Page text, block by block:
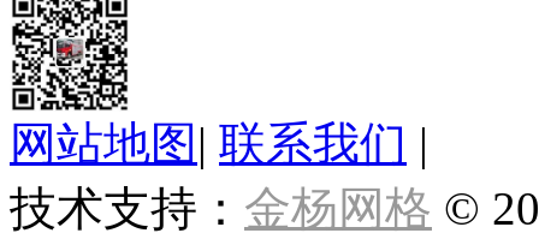
网站地图 | 联系我们 |
技术支持： 金杨网格 ©